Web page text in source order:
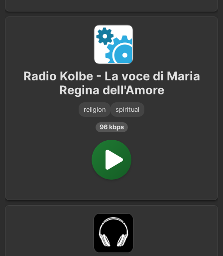
Radio Kolbe - La voce di Maria
Regina dell'Amore
religion spiritual
96 kbps